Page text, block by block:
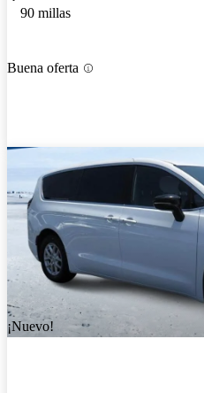
90 millas
Buena oferta
¡Nuevo!